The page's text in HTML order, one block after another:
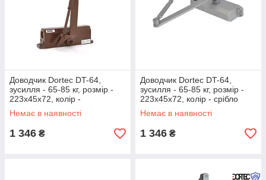
Доводчик Dortec DT-64,
зусилля - 65-85 кг, розмір -
223x45x72, колір -
коричневий
Немає в наявності
1 346 ₴
Доводчик Dortec DT-64,
зусилля - 65-85 кг, розмір -
223x45x72, колір - срібло
Немає в наявності
1 346 ₴